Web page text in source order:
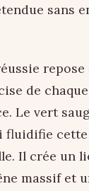
sans
repose
de
Le vert
fluidifie cette
Il crée un
massif et